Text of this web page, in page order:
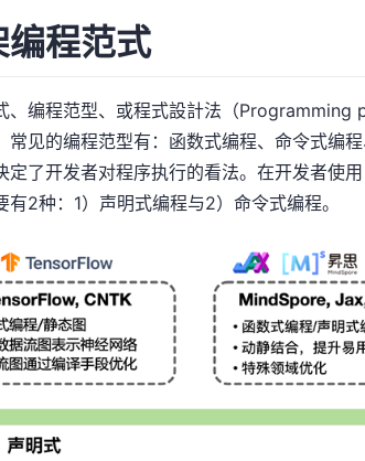
编程范式
、编程范型、或程式設計法（Programming
常见的编程范型有：函数式编程、命令式编
定了开发者对程序执行的看法。在开发者使
有2种：1）声明式编程与2）命令式编程。